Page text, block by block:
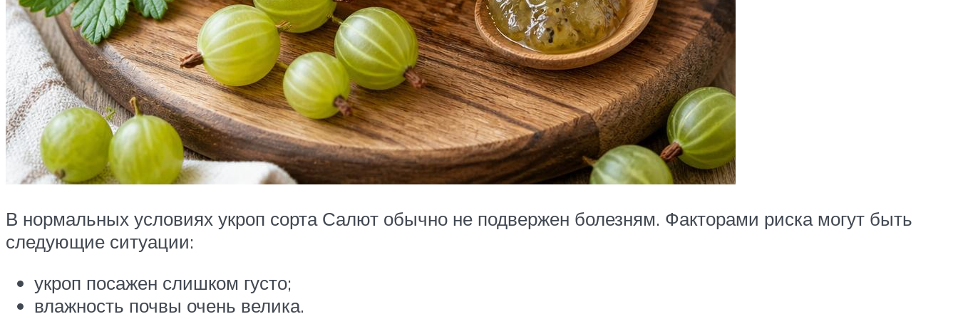
В нормальных условиях укроп сорта Салют обычно не подвержен болезням. Факторами риска могут быть
следующие ситуации:
укроп посажен слишком густо;
влажность почвы очень велика.